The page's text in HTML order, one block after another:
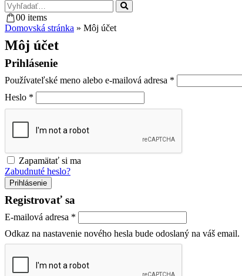
00 items
Domovská stránka » Môj účet
Môj účet
Prihlásenie
Používateľské meno alebo e-mailová adresa *
Heslo *
Zapamätať si ma
Zabudnuté heslo?
Prihlásenie
Registrovať sa
E-mailová adresa *
Odkaz na nastavenie nového hesla bude odoslaný na váš email.